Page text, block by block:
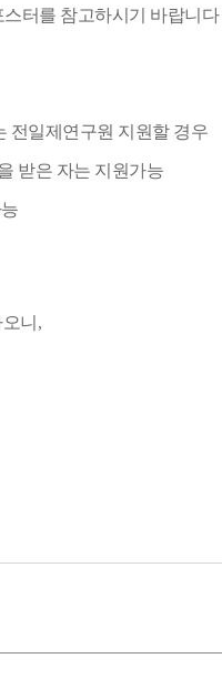
터를 참고하시기 바랍니다
전일제연구원 지원할 경우
받은 자는 지원가능
니 ,